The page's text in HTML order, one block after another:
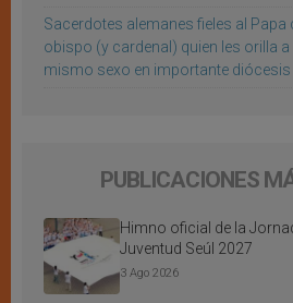
Sacerdotes alemanes fieles al
obispo (y cardenal) quien les orilla a
mismo sexo en importante diócesis
PUBLICACIONES
Himno oficial de la
Juventud Seúl 2027
3 Ago 2026